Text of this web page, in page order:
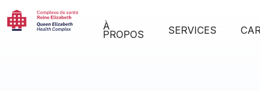
À
PROPOS SERVICES